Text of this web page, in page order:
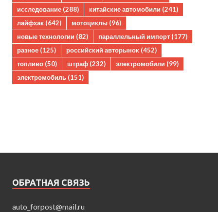
исследование (288) китайские автомобили (241)
лайфхак (642) мотоциклы (96)
новые технологии (82) параллельный импорт (177)
разное (125) российский авторынок (452)
топливо (50) штраф (232) электромобили (99)
электромобиль (151)
ОБРАТНАЯ СВЯЗЬ
auto_forpost@mail.ru